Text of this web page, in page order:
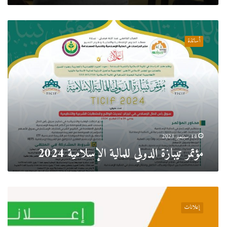
مؤتمر
تيبازة
الدولي
للمالية
الإسلامية
2024
أساتذة
14 سبتمبر 2023
مؤتمر تيبازة الدولي للمالية الإسلامية 2024
جدول
المحاضراتإعلانات